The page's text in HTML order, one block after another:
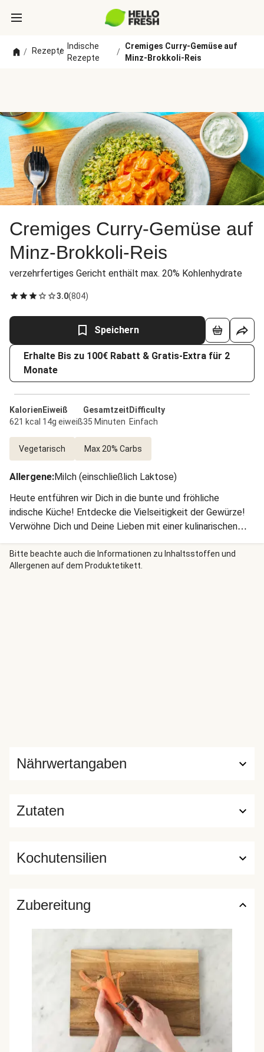
/ Rezepte
/
Indische
Rezepte
/
Cremiges Curry-Gemüse auf
Minz-Brokkoli-Reis
Cremiges Curry-Gemüse auf
Minz-Brokkoli-Reis
verzehrfertiges Gericht enthält max. 20% Kohlenhydrate
3.0(804)
Speichern
Erhalte Bis zu 100€ Rabatt & Gratis-Extra für 2
Monate
Kalorien
621 kcal
Eiweiß
14g eiweiß
Gesamtzeit
35 Minuten
Difficulty
Einfach
Vegetarisch Max 20% Carbs
Allergene:Milch (einschließlich Laktose)
Heute entführen wir Dich in die bunte und fröhliche
indische Küche! Entdecke die Vielseitigkeit der Gewürze!
Verwöhne Dich und Deine Lieben mit einer kulinarischen
Reise nach Indien. Lass es Dir schmecken!
Bitte beachte auch die Informationen zu Inhaltsstoffen und
Allergenen auf dem Produktetikett.
Zutaten
Nährwertangaben
Kochutensilien
Zubereitung